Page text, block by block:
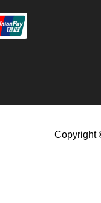
Copyright